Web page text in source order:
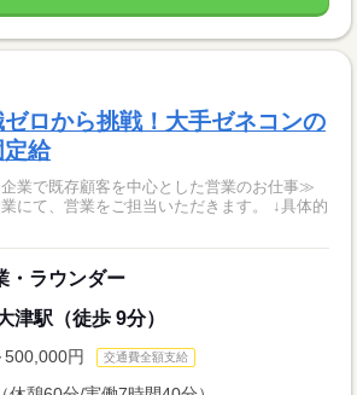
ロから挑戦！大手ゼネコンの
給
業で既存顧客を中心とした営業のお仕事≫
て、営業をご担当いただきます。 ↓具体的
・ラウンダー
津駅（徒歩 9分）
500,000円 交通費全額支給